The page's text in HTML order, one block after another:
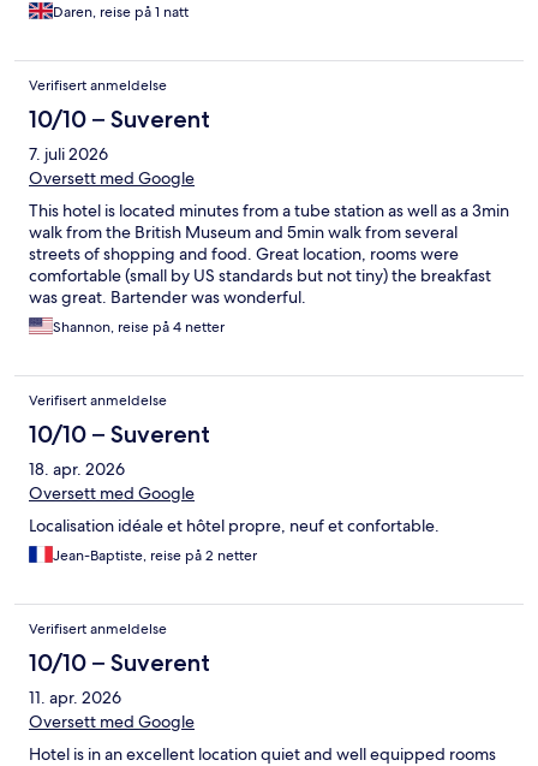
Daren, reise på 1 natt
Verifisert anmeldelse
10/10 – Suverent
7. juli 2026
Oversett med Google
This hotel is located minutes from a tube station as well as a 3min
walk from the British Museum and 5min walk from several
streets of shopping and food. Great location, rooms were
comfortable (small by US standards but not tiny) the breakfast
was great. Bartender was wonderful.
Shannon, reise på 4 netter
Verifisert anmeldelse
10/10 – Suverent
18. apr. 2026
Oversett med Google
Localisation idéale et hôtel propre, neuf et confortable.
Jean-Baptiste, reise på 2 netter
Verifisert anmeldelse
10/10 – Suverent
11. apr. 2026
Oversett med Google
Hotel is in an excellent location quiet and well equipped rooms